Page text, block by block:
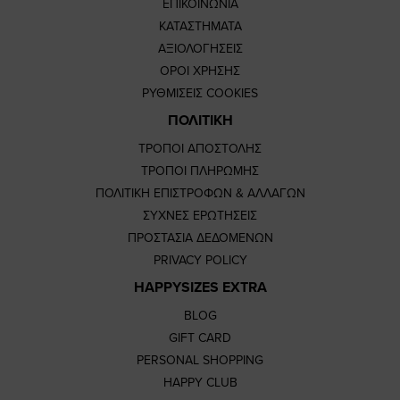
ΕΠΙΚΟΙΝΩΝΙΑ
ΚΑΤΑΣΤΗΜΑΤΑ
ΑΞΙΟΛΟΓΗΣΕΙΣ
ΟΡΟΙ ΧΡΗΣΗΣ
ΡΥΘΜΙΣΕΙΣ COOKIES
ΠΟΛΙΤΙΚΗ
ΤΡΟΠΟΙ ΑΠΟΣΤΟΛΗΣ
ΤΡΟΠΟΙ ΠΛΗΡΩΜΗΣ
ΠΟΛΙΤΙΚΗ ΕΠΙΣΤΡΟΦΩΝ & ΑΛΛΑΓΩΝ
ΣΥΧΝΕΣ ΕΡΩΤΗΣΕΙΣ
ΠΡΟΣΤΑΣΙΑ ΔΕΔΟΜΕΝΩΝ
PRIVACY POLICY
HAPPYSIZES EXTRA
BLOG
GIFT CARD
PERSONAL SHOPPING
HAPPY CLUB